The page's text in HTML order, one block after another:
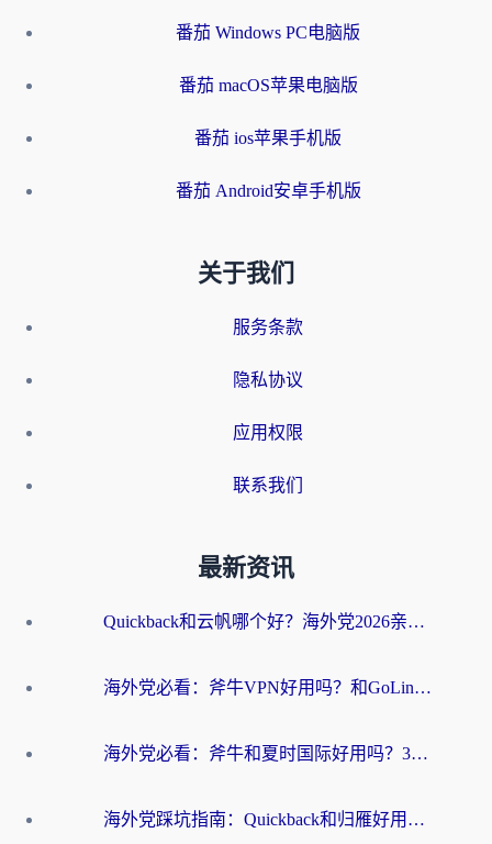
番茄 Windows PC电脑版
番茄 macOS苹果电脑版
番茄 ios苹果手机版
番茄 Android安卓手机版
关于我们
服务条款
隐私协议
应用权限
联系我们
最新资讯
Quickback和云帆哪个好？海外党2026亲测指南：选对加速器大陆工具，无缝刷国内剧玩国服
海外党必看：斧牛VPN好用吗？和GoLinkVPN对比哪个回国效果更好？
海外党必看：斧牛和夏时国际好用吗？3步选对回国加速器，无缝刷国内资源
海外党踩坑指南：Quickback和归雁好用吗？选对加速器才能无缝刷国内资源